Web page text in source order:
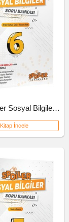
6.Sınıf Spoiler Sosyal Bilgiler Soru Bankası
Kitap İncele